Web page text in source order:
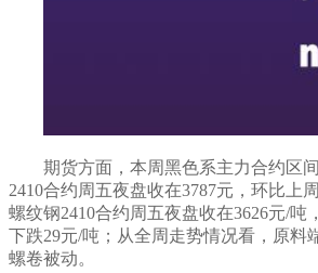
期货方面，本周黑色系主力合约区
2410合约周五夜盘收在3787元 ， 环比上
螺纹钢2410合约周五夜盘收在3626元/吨 ，
下跌29元/吨 ；从全周走势情况看，原料
螺卷被动。